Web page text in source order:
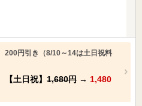
200円引き（8/10～14は土日祝料
【土日祝】 1,680円 → 1,480